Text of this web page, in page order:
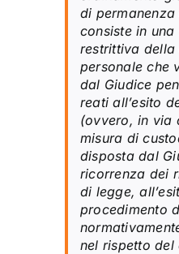
di
consiste in
restrittiva della
personale che
dal Giudice
reati all’esito
(ovvero, in via
misura di
disposta dal
ricorrenza dei
di legge,
procedimento
nel rispetto del